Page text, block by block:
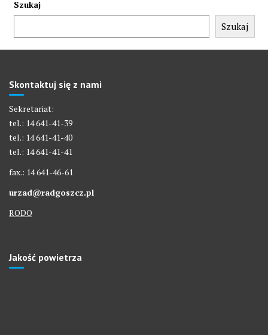
Szukaj
Szukaj
Skontaktuj się z nami
Sekretariat:
tel.: 14 641-41-39
tel.: 14 641-41-40
tel.: 14 641-41-41
fax.: 14 641-46-61
urzad@radgoszcz.pl
RODO
Jakość powietrza